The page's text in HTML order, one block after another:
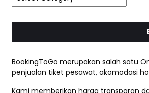
BookingToGo merupakan salah satu
penjualan tiket pesawat, akomodasi
Kami memberikan harga transparan